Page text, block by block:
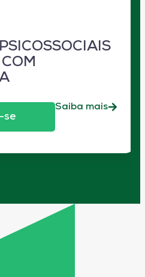
se
Saiba mais